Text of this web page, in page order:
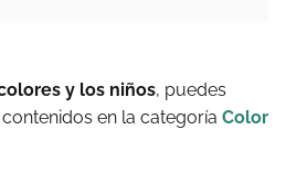
y los niños, puedes
en la categoría Color